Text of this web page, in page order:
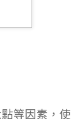
等因素，使